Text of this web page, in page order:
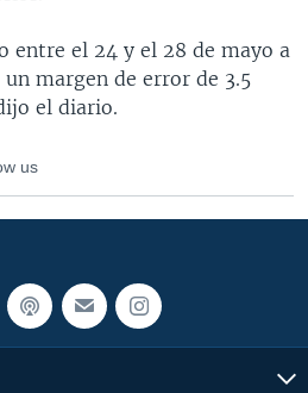
entre el 24 y el 28 de mayo a
margen de error de 3.5
el diario.
us